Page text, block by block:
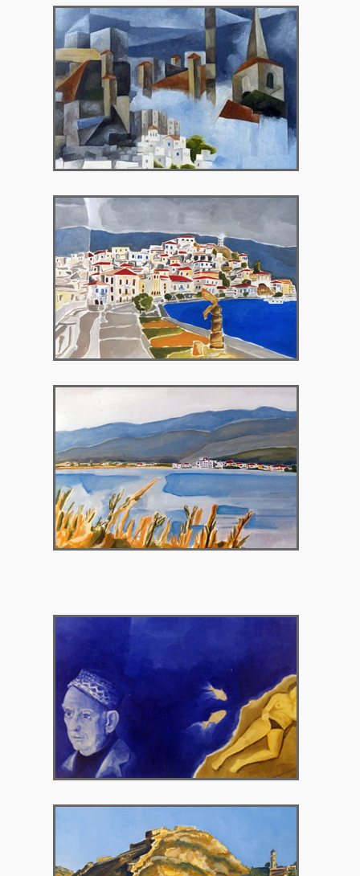
2001 – Art Garden Gallery, Bristol UK
2003 – Πόρος, Ελλάδα
2003 – Αιτωλικό, Ελλάδα
2004 – Γκαλερί Χρυσόθεμις